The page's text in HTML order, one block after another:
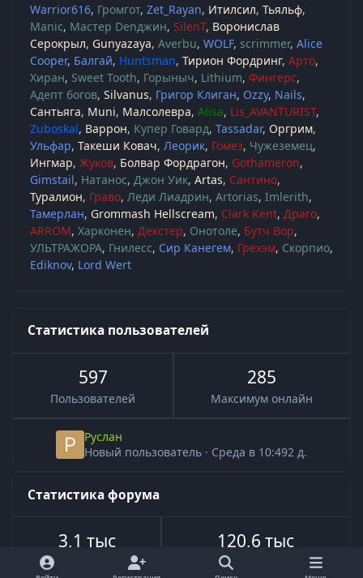
Warrior616 Громгот Zet_Rayan Итилсил Тьяльф
Manic Мастер Denджин SilenT Воронислав
Серокрыл Gunyazaya Averbu WOLF scrimmer Alice
Cooper Балгай Huntsman Тирион Фордринг Арто
Хиран Sweet Tooth Горыныч Lithium Фингерс
Адепт богов Silvanus Григор Клиган Ozzy Nails
Сантьяга Muni Малсолевра Alisa Lis_AVANTURIST
Zuboskal Варрон Купер Говард Tassadar Оргрим
Ульфар Такеши Ковач Леорик Гомез Чужеземец
Ингмар Жуков Болвар Фордрагон Gothameron
Gimstail Натанос Джон Уик Artas Сантино
Туралион Граво Леди Лиадрин Artorias Imlerith
Тамерлан Grommash Hellscream Clark Kent Драго
ARROM Харконен Декстер Онотоле Бутч Вор
УЛЬТРАЖОРА Гнилесс Сир Канегем Грехэм Скорпио
Ediknov Lord Wert
Статистика пользователей
597
Пользователей
285
Максимум онлайн
Руслан
Новый пользователь · Среда в 10:492 д.
Статистика форума
3,1 тыс
Всего сообщений
120,6 тыс